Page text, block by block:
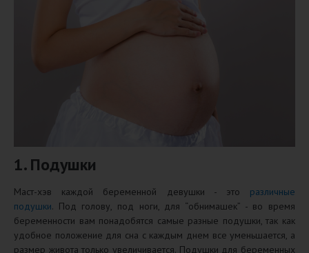
1. Подушки
Маст-хэв каждой беременной девушки - это различные
подушки. Под голову, под ноги, для “обнимашек” - во время
беременности вам понадобятся самые разные подушки, так как
удобное положение для сна с каждым днем все уменьшается, а
размер живота только увеличивается. Подушки для беременных